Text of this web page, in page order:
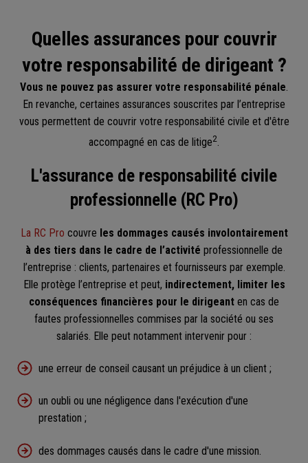
Quelles assurances pour couvrir
votre responsabilité de dirigeant ?
Vous ne pouvez pas assurer votre responsabilité pénale
En revanche, certaines assurances souscrites par l’entreprise
vous permettent de couvrir votre responsabilité civile et d'être
accompagné en cas de litige2.
L'assurance de responsabilité civile
professionnelle (RC Pro)
La RC Pro couvre les dommages causés involontairement
à des tiers dans le cadre de l’activité professionnelle de
l’entreprise : clients, partenaires et fournisseurs par exemple.
Elle protège l’entreprise et peut, indirectement, limiter les
conséquences financières pour le dirigeant en cas de
fautes professionnelles commises par la société ou ses
salariés. Elle peut notamment intervenir pour :
une erreur de conseil causant un préjudice à un client ;
un oubli ou une négligence dans l'exécution d'une
prestation ;
des dommages causés dans le cadre d'une mission.